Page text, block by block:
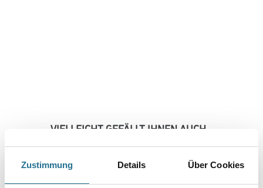
Zustimmung Details Über Cookies
VIELLEICHT GEFÄLLT IHNEN AUCH...